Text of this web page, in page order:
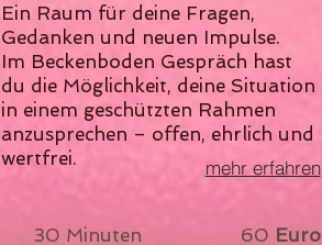
Ein Raum für deine Fragen,
Gedanken und neuen Impulse.​
Im Beckenboden Gespräch hast
du die Möglichkeit, deine Situation
in einem geschützten Rahmen
anzusprechen – offen, ehrlich und
wertfrei.
mehr erfahren
30 Minuten 60 Euro